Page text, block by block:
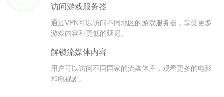
访问游戏服务器
通过VPN可以访问不同地区的游戏服务器，享受更多
游戏内容和更低的延迟。
解锁流媒体内容
用户可以访问不同国家的流媒体库，观看更多的电影
和电视剧。